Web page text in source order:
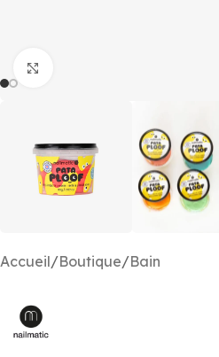
Accueil/Boutique/Bain